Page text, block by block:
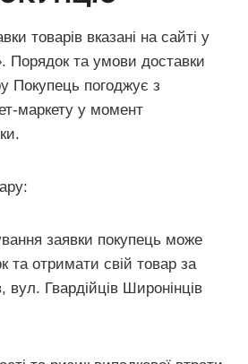
товарів вказані на сайті у
Порядок та умови доставки
Покупець погоджує з
маркету у момент
заявки покупець може
та отримати свій товар за
Гвардійців Широнінців